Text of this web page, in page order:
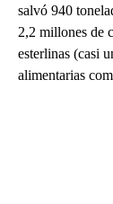
salvó 940
2,2 millones de
esterlinas (casi
alimentarias